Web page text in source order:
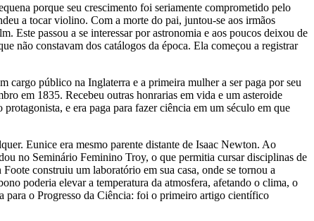
porque seu crescimento foi seriamente comprometido pelo
a tocar violino. Com a morte do pai, juntou-se aos irmãos
Este passou a se interessar por astronomia e aos poucos deixou de
não constavam dos catálogos da época. Ela começou a registrar
cargo público na Inglaterra e a primeira mulher a ser paga por seu
em 1835. Recebeu outras honrarias em vida e um asteroide
e era paga para fazer ciência em um século em que
Eunice era mesmo parente distante de Isaac Newton. Ao
no Seminário Feminino Troy, o que permitia cursar disciplinas de
construiu um laboratório em sua casa, onde se tornou a
poderia elevar a temperatura da atmosfera, afetando o clima, o
para o Progresso da Ciência: foi o primeiro artigo científico